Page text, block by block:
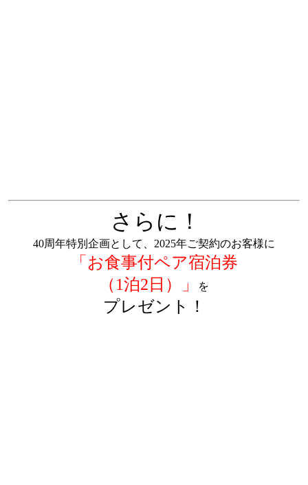
さらに！
40周年特別企画として、2025年ご契約のお客様に
「お食事付ペア宿泊券
（1泊2日）」
を
プレゼント！